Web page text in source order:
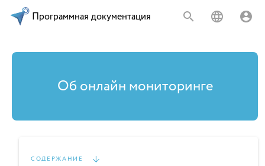
Программная документация
Об онлайн мониторинге
СОДЕРЖАНИЕ ↓